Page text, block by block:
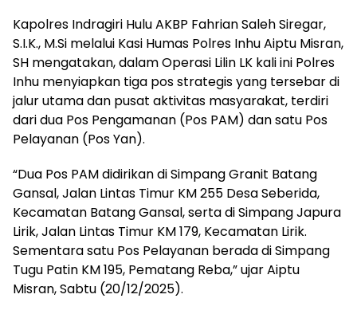
Kapolres Indragiri Hulu AKBP Fahrian Saleh Siregar,
S.I.K., M.Si melalui Kasi Humas Polres Inhu Aiptu Misran,
SH mengatakan, dalam Operasi Lilin LK kali ini Polres
Inhu menyiapkan tiga pos strategis yang tersebar di
jalur utama dan pusat aktivitas masyarakat, terdiri
dari dua Pos Pengamanan (Pos PAM) dan satu Pos
Pelayanan (Pos Yan).
“Dua Pos PAM didirikan di Simpang Granit Batang
Gansal, Jalan Lintas Timur KM 255 Desa Seberida,
Kecamatan Batang Gansal, serta di Simpang Japura
Lirik, Jalan Lintas Timur KM 179, Kecamatan Lirik.
Sementara satu Pos Pelayanan berada di Simpang
Tugu Patin KM 195, Pematang Reba,” ujar Aiptu
Misran, Sabtu (20/12/2025).